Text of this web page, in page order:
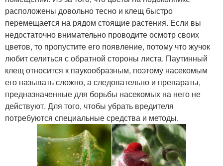
расположены довольно тесно и клещ быстро
перемещается на рядом стоящие растения. Если вы
недостаточно внимательно проводите осмотр своих
цветов, то пропустите его появление, потому что жучок
любит селиться с обратной стороны листа. Паутинный
клещ относится к паукообразным, поэтому насекомым
его называть сложно, а следовательно и препараты,
предназначенные для борьбы насекомых на него не
действуют. Для того, чтобы убрать вредителя
потребуются специальные средства и методы.